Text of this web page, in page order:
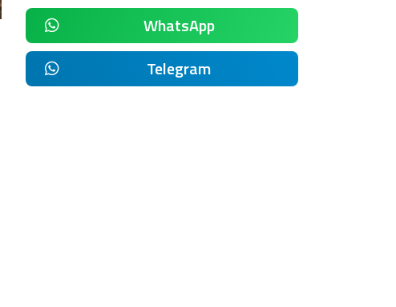
WhatsApp
Telegram